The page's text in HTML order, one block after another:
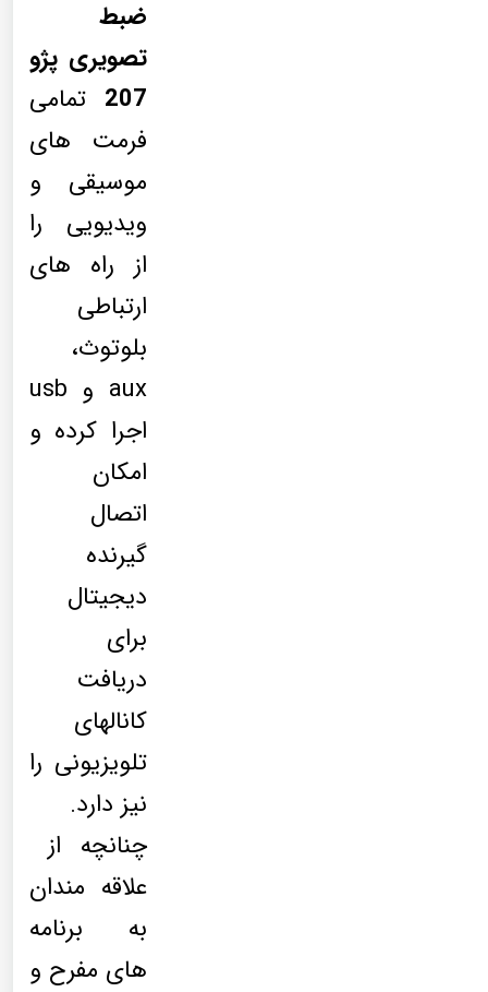
ضبط
تصویری پژو
207 تمامی
فرمت های
موسیقی و
ویدیویی را
از راه های
ارتباطی
بلوتوث،
aux و usb
اجرا کرده و
امکان
اتصال
گیرنده
دیجیتال
برای
دریافت
کانالهای
تلویزیونی را
نیز دارد.
چنانچه از
علاقه مندان
به برنامه
های مفرح و